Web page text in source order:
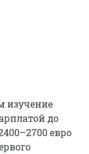
изучение
до
евро